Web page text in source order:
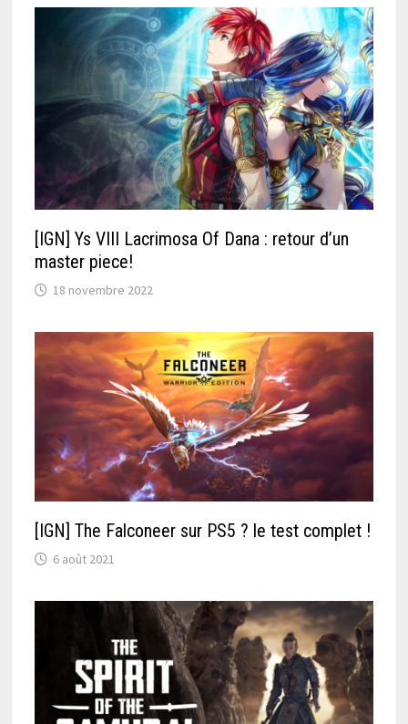
[IGN] Ys VIII Lacrimosa Of Dana : retour d’un
master piece!
18 novembre 2022
[IGN] The Falconeer sur PS5 ? le test complet !
6 août 2021